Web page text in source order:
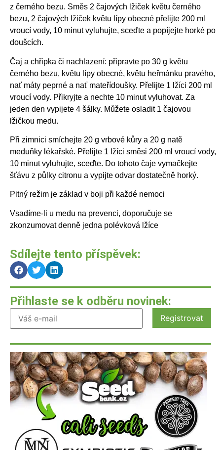
z černého bezu. Směs 2 čajových lžiček květu černého
bezu, 2 čajových lžiček květu lípy obecné přelijte 200 ml
vroucí vody, 10 minut vyluhujte, sceďte a popíjejte horké po
doušcích.
Čaj a chřipka či nachlazení: připravte po 30 g květu
černého bezu, květu lípy obecné, květu heřmánku pravého,
nať máty peprné a nať mateřídoušky. Přelijte 1 lžíci 200 ml
vroucí vody. Přikryjte a nechte 10 minut vyluhovat. Za
jeden den vypijete 4 šálky. Můžete osladit 1 čajovou
lžičkou medu.
Při zimnici smíchejte 20 g vrbové kůry a 20 g natě
meduňky lékařské. Přelijte 1 lžíci směsi 200 ml vroucí vody,
10 minut vyluhujte, sceďte. Do tohoto čaje vymačkejte
šťávu z půlky citronu a vypijte odvar dostatečně horký.
Pitný režim je základ v boji při každé nemoci
Vsadíme-li u medu na prevenci, doporučuje se
zkonzumovat denně jedna polévková lžíce
Sdílejte tento příspěvek:
Přihlaste se k odběru novinek: